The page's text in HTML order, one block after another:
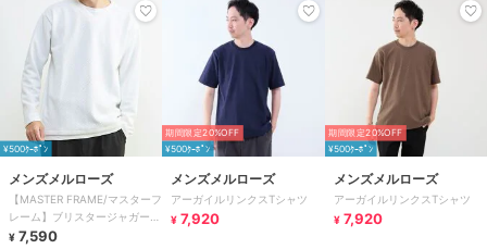
¥500ｸｰﾎﾟﾝ
メンズメルローズ
【MASTER FRAME/マスターフ
レーム】ブリスタージャガード
長袖フェイクレイヤードTシャ
¥ 7,590
期間限定20%OFF
¥500ｸｰﾎﾟﾝ
メンズメルローズ
アーガイルリンクスTシャツ
¥ 7,920
期間限定20%OFF
¥500ｸｰﾎﾟﾝ
メンズメルローズ
アーガイルリンクスTシャツ
¥ 7,920